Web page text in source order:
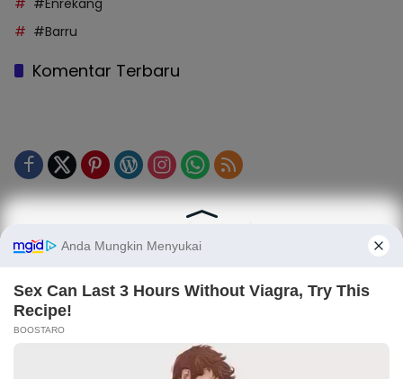
#Enrekang
#Barru
Komentar Terbaru
SOP Perlindungan Jurnalis
Kode Etik Jurnalistik (KEJ)
Pedoman Media Siber (PMS)
Kode Etik Redaksi / Perusahaan PT TOP MEDIA MANDIRI
Privacy Policy